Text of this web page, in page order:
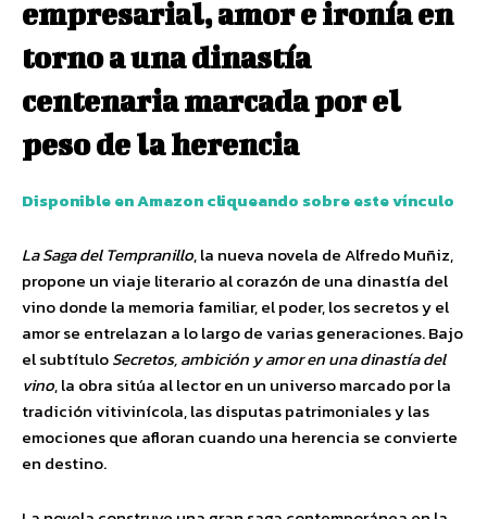
empresarial, amor e ironía en
torno a una dinastía
centenaria marcada por el
peso de la herencia
Disponible en Amazon cliqueando sobre este vínculo
La Saga del Tempranillo, la nueva novela de Alfredo Muñiz,
propone un viaje literario al corazón de una dinastía del
vino donde la memoria familiar, el poder, los secretos y el
amor se entrelazan a lo largo de varias generaciones. Bajo
el subtítuloSecretos, ambición y amor en una dinastía del
vino, la obra sitúa al lector en un universo marcado por la
tradición vitivinícola, las disputas patrimoniales y las
emociones que afloran cuando una herencia se convierte
en destino.